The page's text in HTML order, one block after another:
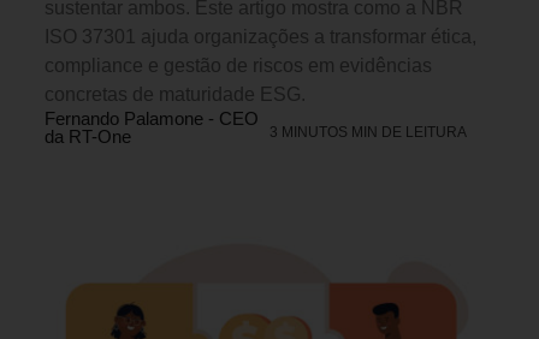
sustentar ambos. Este artigo mostra como a NBR
ISO 37301 ajuda organizações a transformar ética,
compliance e gestão de riscos em evidências
concretas de maturidade ESG.
Fernando Palamone - CEO
da RT-One
3 MINUTOS MIN DE LEITURA